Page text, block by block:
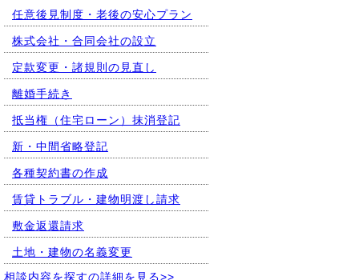
任意後見制度・老後の安心プラン
株式会社・合同会社の設立
定款変更・諸規則の見直し
離婚手続き
抵当権（住宅ローン）抹消登記
新・中間省略登記
各種契約書の作成
賃貸トラブル・建物明渡し請求
敷金返還請求
土地・建物の名義変更
相談内容を探すの詳細を見る>>